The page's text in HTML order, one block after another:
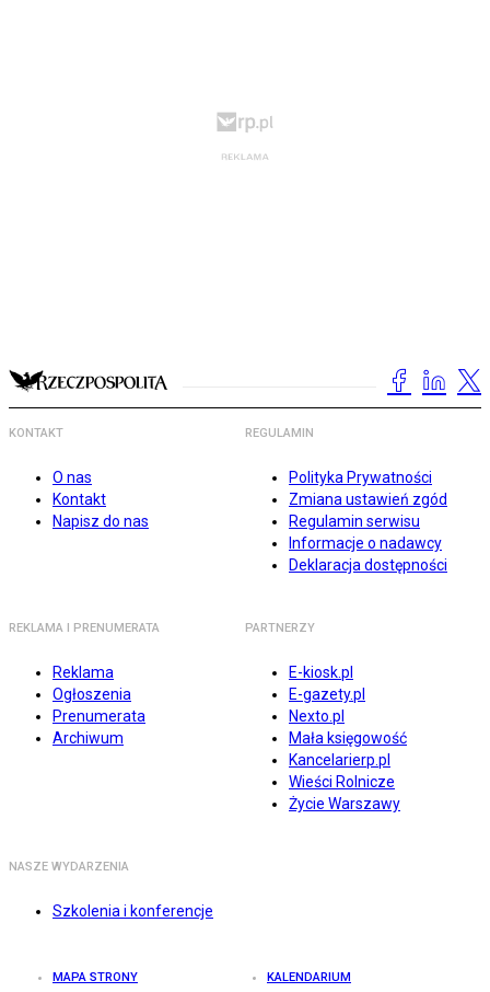
KONTAKT
O nas
Kontakt
Napisz do nas
REGULAMIN
Polityka Prywatności
Zmiana ustawień zgód
Regulamin serwisu
Informacje o nadawcy
Deklaracja dostępności
REKLAMA I PRENUMERATA
Reklama
Ogłoszenia
Prenumerata
Archiwum
PARTNERZY
E-kiosk.pl
E-gazety.pl
Nexto.pl
Mała księgowość
Kancelarierp.pl
Wieści Rolnicze
Życie Warszawy
NASZE WYDARZENIA
Szkolenia i konferencje
MAPA STRONY KALENDARIUM